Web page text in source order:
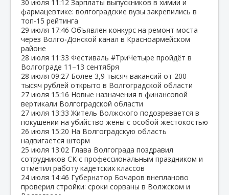
30 июля 11:12 Зарплаты выпускников в химии и
фармацевтике: волгоградские вузы закрепились в
топ‑15 рейтинга
29 июля 17:46 Объявлен конкурс на ремонт моста
через Волго‑Донской канал в Красноармейском
районе
28 июля 11:33 Фестиваль #ТриЧетыре пройдёт в
Волгограде 11–13 сентября
28 июля 09:27 Более 3,9 тысяч вакансий от 200
тысяч рублей открыто в Волгоградской области
27 июля 15:16 Новые назначения в финансовой
вертикали Волгоградской области
27 июля 13:33 Житель Волжского подозревается в
покушении на убийство жены с особой жестокостью
26 июля 15:20 На Волгоградскую область
надвигается шторм
25 июля 13:02 Глава Волгограда поздравил
сотрудников СК с профессиональным праздником и
отметил работу кадетских классов
24 июля 14:46 Губернатор Бочаров внепланово
проверил стройки: сроки сорваны в Волжском и